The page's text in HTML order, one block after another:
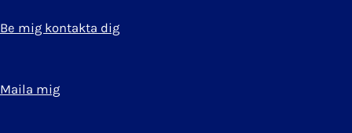
Be mig kontakta dig
Maila mig